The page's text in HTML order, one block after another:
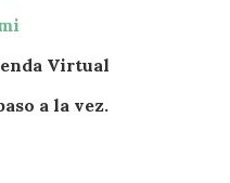
Virtual
a la vez.